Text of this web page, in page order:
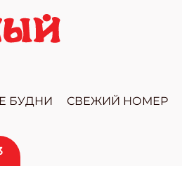
БУДНИ СВЕЖИЙ НОМЕР